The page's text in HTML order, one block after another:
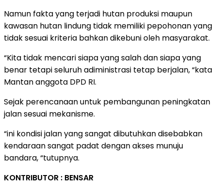
Namun fakta yang terjadi hutan produksi maupun
kawasan hutan lindung tidak memiliki pepohonan yang
tidak sesuai kriteria bahkan dikebuni oleh masyarakat.
“Kita tidak mencari siapa yang salah dan siapa yang
benar tetapi seluruh adiministrasi tetap berjalan, “kata
Mantan anggota DPD RI.
Sejak perencanaan untuk pembangunan peningkatan
jalan sesuai mekanisme.
“ini kondisi jalan yang sangat dibutuhkan disebabkan
kendaraan sangat padat dengan akses munuju
bandara, “tutupnya.
KONTRIBUTOR : BENSAR